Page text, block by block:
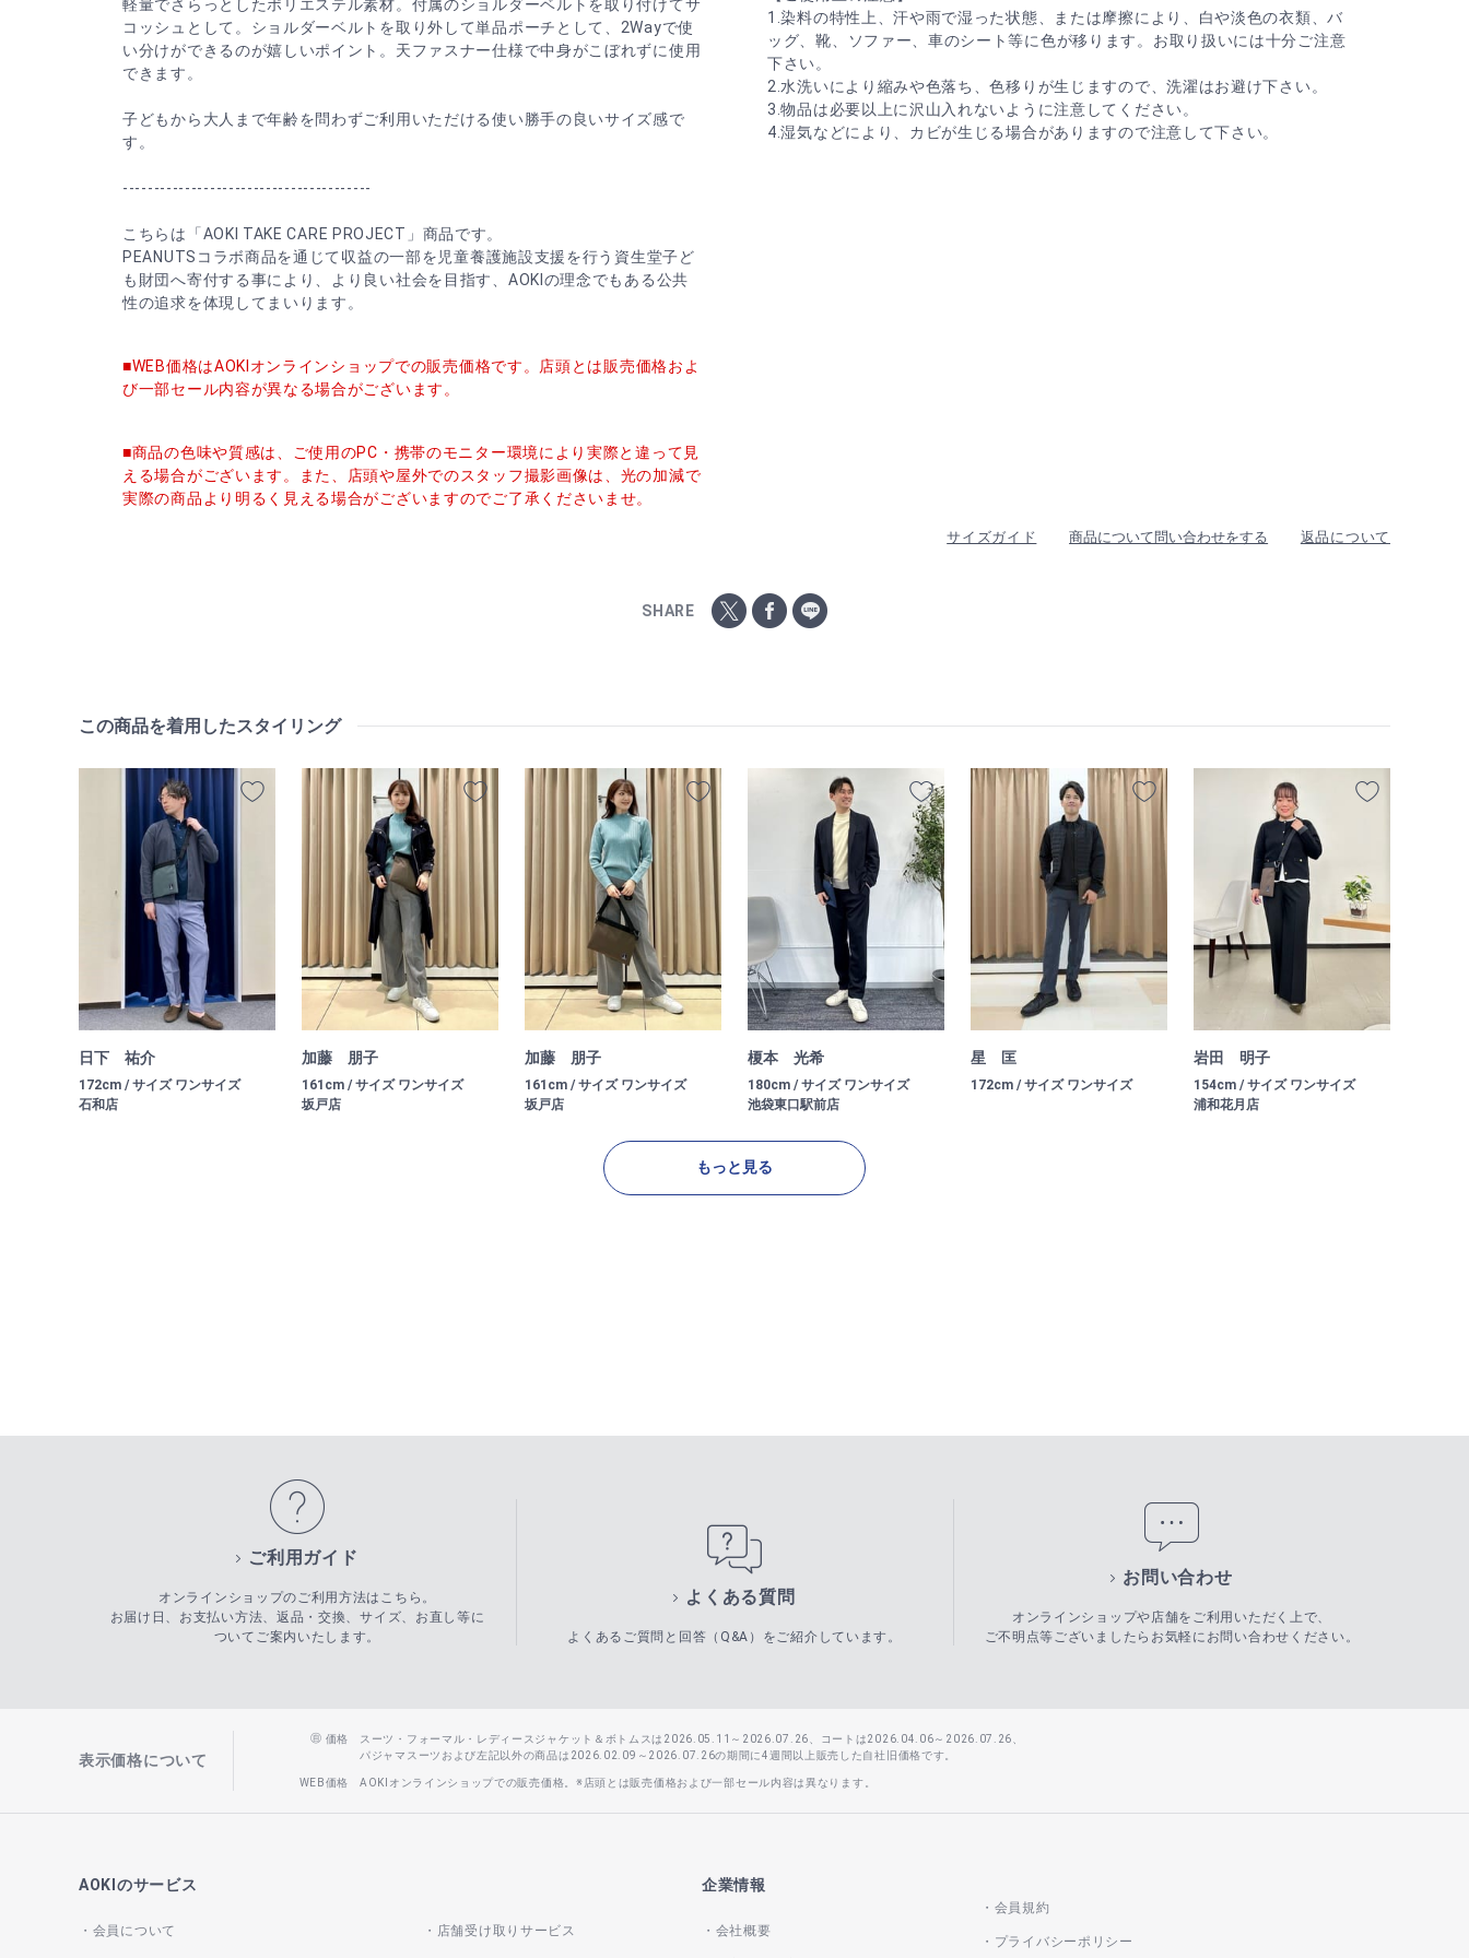
軽量でさらっとしたポリエステル素材。付属のショルダーベルトを取り付けてサ
コッシュとして。ショルダーベルトを取り外して単品ポーチとして、2Wayで使
い分けができるのが嬉しいポイント。天ファスナー仕様で中身がこぼれずに使用
できます。
子どもから大人まで年齢を問わずご利用いただける使い勝手の良いサイズ感で
す。
----------------------------------------
こちらは「AOKI TAKE CARE PROJECT」商品です。
PEANUTSコラボ商品を通じて収益の一部を児童養護施設支援を行う資生堂子ど
も財団へ寄付する事により、より良い社会を目指す、AOKIの理念でもある公共
性の追求を体現してまいります。
■WEB価格はAOKIオンラインショップでの販売価格です。店頭とは販売価格およ
び一部セール内容が異なる場合がございます。
■商品の色味や質感は、ご使用のPC・携帯のモニター環境により実際と違って見
える場合がございます。また、店頭や屋外でのスタッフ撮影画像は、光の加減で
実際の商品より明るく見える場合がございますのでご了承くださいませ。
1.染料の特性上、汗や雨で湿った状態、または摩擦により、白や淡色の衣類、バ
ッグ、靴、ソファー、車のシート等に色が移ります。お取り扱いには十分ご注意
下さい。
2.水洗いにより縮みや色落ち、色移りが生じますので、洗濯はお避け下さい。
3.物品は必要以上に沢山入れないように注意してください。
4.湿気などにより、カビが生じる場合がありますので注意して下さい。
サイズガイド 商品について問い合わせをする 返品について
SHARE
この商品を着用したスタイリング
日下 祐介
172cm / サイズ ワンサイズ
石和店
加藤 朋子
161cm / サイズ ワンサイズ
坂戸店
加藤 朋子
161cm / サイズ ワンサイズ
坂戸店
榎本 光希
180cm / サイズ ワンサイズ
池袋東口駅前店
星 匡
172cm / サイズ ワンサイズ
岩田 明子
154cm / サイズ ワンサイズ
浦和花月店
もっと見る
ご利用ガイド
オンラインショップのご利用方法はこちら。
お届け日、お支払い方法、返品・交換、サイズ、お直し等に
ついてご案内いたします。
よくある質問
よくあるご質問と回答（Q&A）をご紹介しています。
お問い合わせ
オンラインショップや店舗をご利用いただく上で、
ご不明点等ございましたらお気軽にお問い合わせください。
表示価格について
価格
スーツ・フォーマル・レディースジャケット＆ボトムスは2026.05.11～2026.07.26、コートは2026.04.06～2026.07.26、
パジャマスーツおよび左記以外の商品は2026.02.09～2026.07.26の期間に4週間以上販売した自社旧価格です。
WEB価格 AOKIオンラインショップでの販売価格。※店頭とは販売価格および一部セール内容は異なります。
AOKIのサービス
会員について 店舗受け取りサービス
企業情報
会社概要
会員規約
プライバシーポリシー